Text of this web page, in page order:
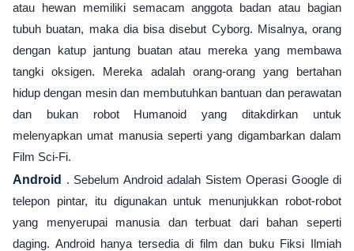
atau hewan memiliki semacam anggota badan atau bagian
tubuh buatan, maka dia bisa disebut Cyborg. Misalnya, orang
dengan katup jantung buatan atau mereka yang membawa
tangki oksigen. Mereka adalah orang-orang yang bertahan
hidup dengan mesin dan membutuhkan bantuan dan perawatan
dan bukan robot Humanoid yang ditakdirkan untuk
melenyapkan umat manusia seperti yang digambarkan dalam
Film Sci-Fi.
Android . Sebelum Android adalah Sistem Operasi Google di
telepon pintar, itu digunakan untuk menunjukkan robot-robot
yang menyerupai manusia dan terbuat dari bahan seperti
daging. Android hanya tersedia di film dan buku Fiksi Ilmiah